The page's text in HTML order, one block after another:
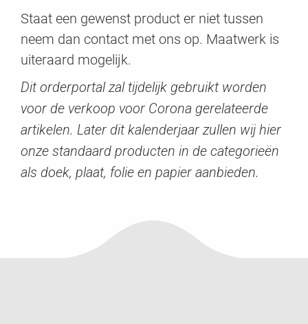
Staat een gewenst product er niet tussen
neem dan contact met ons op. Maatwerk is
uiteraard mogelijk.
Dit orderportal zal tijdelijk gebruikt worden
voor de verkoop voor Corona gerelateerde
artikelen. Later dit kalenderjaar zullen wij hier
onze standaard producten in de categorieën
als doek, plaat, folie en papier aanbieden.